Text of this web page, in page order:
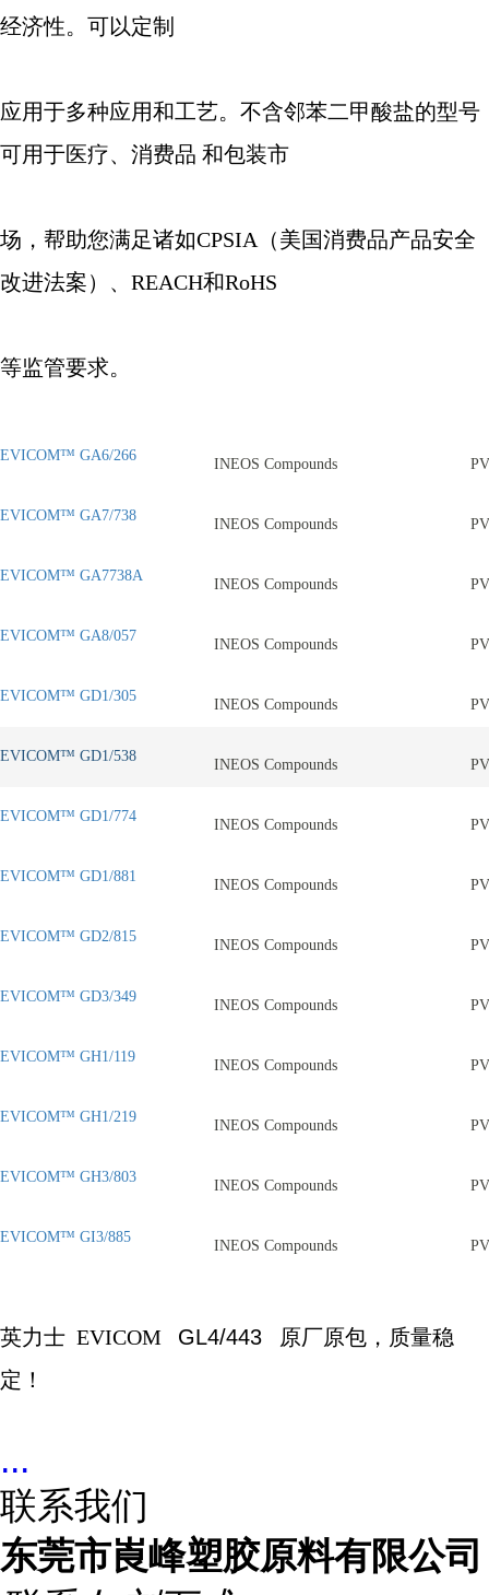
经济性。可以定制
应用于多种应用和工艺。不含邻苯二甲酸盐的型号
可用于医疗、消费品 和包装市
场，帮助您满足诸如CPSIA （美国消费品产品安全
改进法案）、 REACH和RoHS
等监管要求。
EVICOM™ GA6/266
INEOS Compounds
EVICOM™ GA7/738
INEOS Compounds
EVICOM™ GA7738A
INEOS Compounds
EVICOM™ GA8/057
INEOS Compounds
EVICOM™ GD1/305
INEOS Compounds
EVICOM™ GD1/538
INEOS Compounds
EVICOM™ GD1/774
INEOS Compounds
EVICOM™ GD1/881
INEOS Compounds
EVICOM™ GD2/815
INEOS Compounds
EVICOM™ GD3/349
INEOS Compounds
EVICOM™ GH1/119
INEOS Compounds
EVICOM™ GH1/219
INEOS Compounds
EVICOM™ GH3/803
INEOS Compounds
EVICOM™ GI3/885
INEOS Compounds
英力士 EVICOM GL4/443
原厂原包，质量稳
定！
...
联系我们
东莞市崀峰塑胶原料有限公司